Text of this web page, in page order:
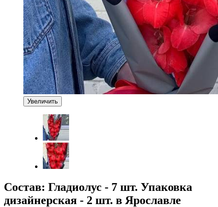
Увеличить
Состав: Гладиолус - 7 шт. Упаковка
дизайнерская - 2 шт. в Ярославле